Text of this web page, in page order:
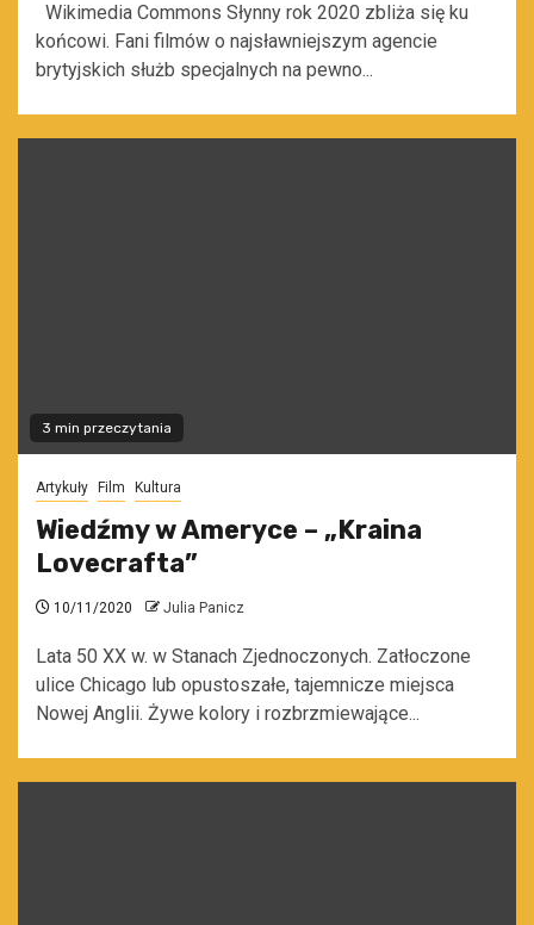
Wikimedia Commons Słynny rok 2020 zbliża się ku
końcowi. Fani filmów o najsławniejszym agencie
brytyjskich służb specjalnych na pewno...
3 min przeczytania
Artykuły Film Kultura
Wiedźmy w Ameryce – „Kraina
Lovecrafta”
10/11/2020 Julia Panicz
Lata 50 XX w. w Stanach Zjednoczonych. Zatłoczone
ulice Chicago lub opustoszałe, tajemnicze miejsca
Nowej Anglii. Żywe kolory i rozbrzmiewające...